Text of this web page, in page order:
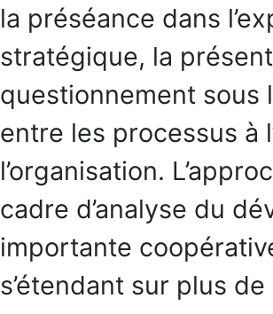
la préséance dans
stratégique, la
questionnement sous
entre les processus à
l’organisation.
cadre d’analyse du
importante
s’étendant sur plus